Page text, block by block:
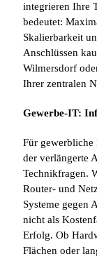
integrieren Ihre
bedeutet:
Skalierbarkeit
Anschlüssen
Wilmersdorf
Ihrer zentralen
Gewerbe-IT:
Für
der verlängerte
Technikfragen.
Router- und
Systeme gegen
nicht als
Erfolg. Ob
Flächen oder